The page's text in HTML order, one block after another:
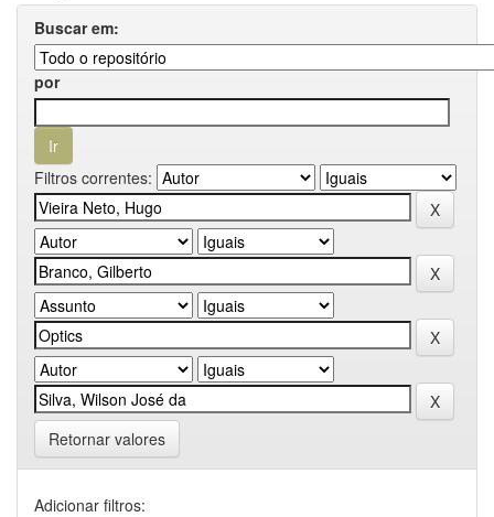
Buscar em:
por
Filtros correntes:
Retornar valores
Adicionar filtros: